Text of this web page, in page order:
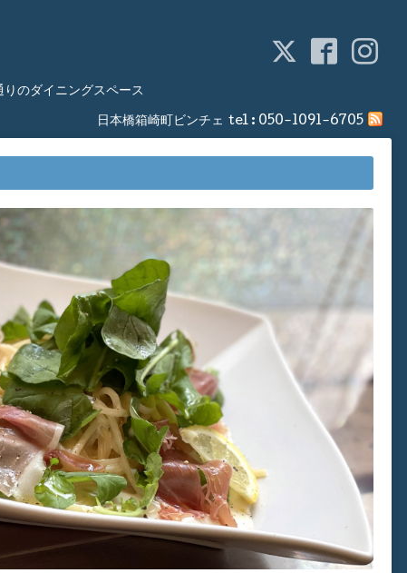
のダイニングスペース
日本橋箱崎町ビンチェ tel : 050-1091-6705